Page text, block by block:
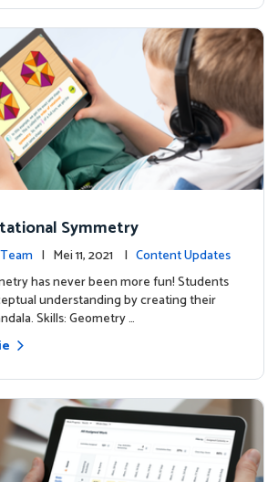
Symmetry
| Mei 11, 2021 | Content Updates
has never been more fun! Students
understanding by creating their
Skills: Geometry …